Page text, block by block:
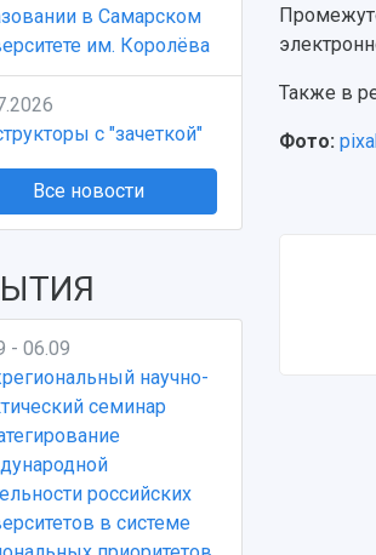
в Самарском
им. Королёва
с "зачеткой"
Все новости
- 06.09
научно-
семинар
российских
в системе
Также в
Фото: